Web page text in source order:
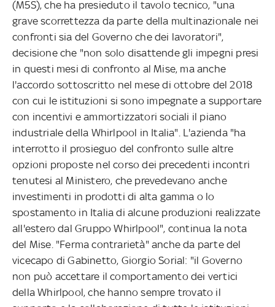
(M5S), che ha presieduto il tavolo tecnico, "una
grave scorrettezza da parte della multinazionale nei
confronti sia del Governo che dei lavoratori",
decisione che "non solo disattende gli impegni presi
in questi mesi di confronto al Mise, ma anche
l'accordo sottoscritto nel mese di ottobre del 2018
con cui le istituzioni si sono impegnate a supportare
con incentivi e ammortizzatori sociali il piano
industriale della Whirlpool in Italia". L'azienda "ha
interrotto il prosieguo del confronto sulle altre
opzioni proposte nel corso dei precedenti incontri
tenutesi al Ministero, che prevedevano anche
investimenti in prodotti di alta gamma o lo
spostamento in Italia di alcune produzioni realizzate
all'estero dal Gruppo Whirlpool", continua la nota
del Mise. "Ferma contrarietà" anche da parte del
vicecapo di Gabinetto, Giorgio Sorial: "il Governo
non può accettare il comportamento dei vertici
della Whirlpool, che hanno sempre trovato il